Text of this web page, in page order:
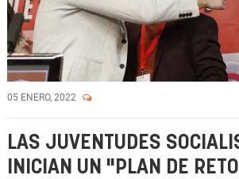
05 ENERO, 2022
LAS JUVENTUDES
INICIAN UN "PLAN DE